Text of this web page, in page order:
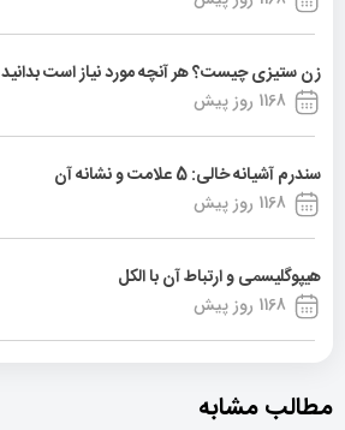
زن ستیزی چیست؟ هر آنچه مورد نیاز است بدانید
1168 روز پیش
سندرم آشیانه خالی: 5 علامت و نشانه آن
1168 روز پیش
هیپوگلیسمی و ارتباط آن با الکل
1168 روز پیش
مطالب مشابه